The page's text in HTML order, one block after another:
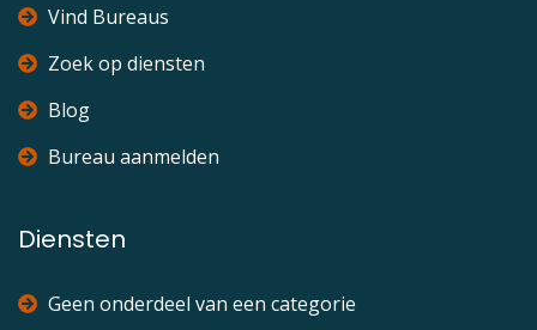
Vind Bureaus
Zoek op diensten
Blog
Bureau aanmelden
Diensten
Geen onderdeel van een categorie